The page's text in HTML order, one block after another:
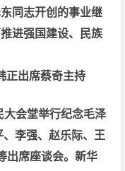
同志开创的事业继
进强国建设、民族
正出席蔡奇主持
会堂举行纪念毛泽
李强、赵乐际、王
出席座谈会。新华